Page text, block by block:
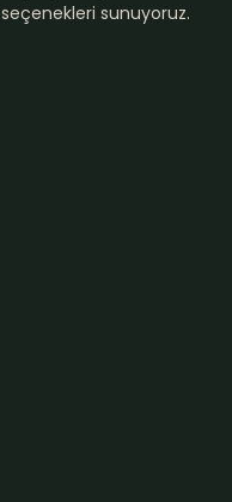
sunuyoruz.